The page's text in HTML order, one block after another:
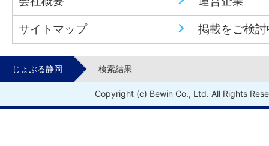
サイトマップ 掲載をご検
じょぶる静岡 検索結果
Copyright (c) Bewin Co., Ltd. All Rights